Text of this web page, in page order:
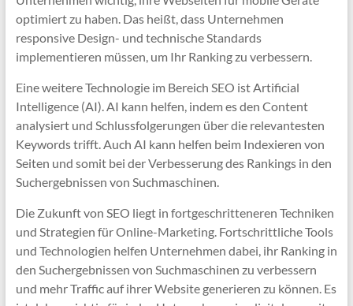
optimiert zu haben. Das heißt, dass Unternehmen
responsive Design- und technische Standards
implementieren müssen, um Ihr Ranking zu verbessern.
Eine weitere Technologie im Bereich SEO ist Artificial
Intelligence (AI). AI kann helfen, indem es den Content
analysiert und Schlussfolgerungen über die relevantesten
Keywords trifft. Auch AI kann helfen beim Indexieren von
Seiten und somit bei der Verbesserung des Rankings in den
Suchergebnissen von Suchmaschinen.
Die Zukunft von SEO liegt in fortgeschritteneren Techniken
und Strategien für Online-Marketing. Fortschrittliche Tools
und Technologien helfen Unternehmen dabei, ihr Ranking in
den Suchergebnissen von Suchmaschinen zu verbessern
und mehr Traffic auf ihrer Website generieren zu können. Es